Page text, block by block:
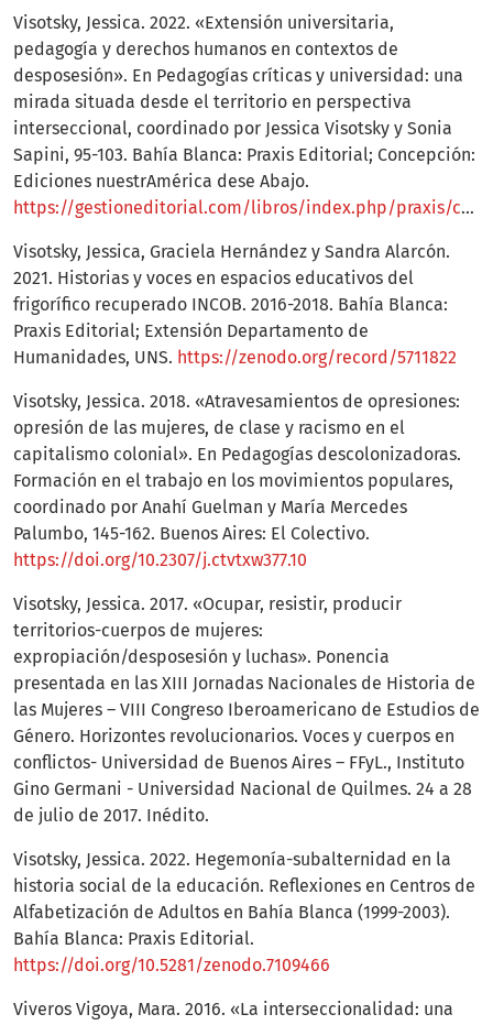
Visotsky, Jessica. 2022. «Extensión universitaria,
pedagogía y derechos humanos en contextos de
desposesión». En Pedagogías críticas y universidad: una
mirada situada desde el territorio en perspectiva
interseccional, coordinado por Jessica Visotsky y Sonia
Sapini, 95-103. Bahía Blanca: Praxis Editorial; Concepción:
Ediciones nuestrAmérica dese Abajo.
https://gestioneditorial.com/libros/index.php/praxis/catalog/book/e7396669
Visotsky, Jessica, Graciela Hernández y Sandra Alarcón.
2021. Historias y voces en espacios educativos del
frigorífico recuperado INCOB. 2016-2018. Bahía Blanca:
Praxis Editorial; Extensión Departamento de
Humanidades, UNS. https://zenodo.org/record/5711822
Visotsky, Jessica. 2018. «Atravesamientos de opresiones:
opresión de las mujeres, de clase y racismo en el
capitalismo colonial». En Pedagogías descolonizadoras.
Formación en el trabajo en los movimientos populares,
coordinado por Anahí Guelman y María Mercedes
Palumbo, 145-162. Buenos Aires: El Colectivo.
https://doi.org/10.2307/j.ctvtxw377.10
Visotsky, Jessica. 2017. «Ocupar, resistir, producir
territorios-cuerpos de mujeres:
expropiación/desposesión y luchas». Ponencia
presentada en las XIII Jornadas Nacionales de Historia de
las Mujeres – VIII Congreso Iberoamericano de Estudios de
Género. Horizontes revolucionarios. Voces y cuerpos en
conflictos- Universidad de Buenos Aires – FFyL., Instituto
Gino Germani - Universidad Nacional de Quilmes. 24 a 28
de julio de 2017. Inédito.
Visotsky, Jessica. 2022. Hegemonía-subalternidad en la
historia social de la educación. Reflexiones en Centros de
Alfabetización de Adultos en Bahía Blanca (1999-2003).
Bahía Blanca: Praxis Editorial.
https://doi.org/10.5281/zenodo.7109466
Viveros Vigoya, Mara. 2016. «La interseccionalidad: una